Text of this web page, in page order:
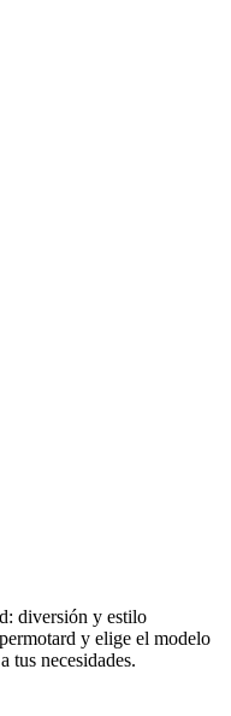
diversión y estilo
y elige el modelo
tus necesidades.